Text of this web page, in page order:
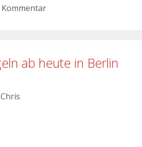
ab heute in Berlin
Chris